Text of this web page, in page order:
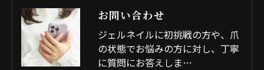
お問い合わせ
ジェルネイルに初挑戦の方や、爪
の状態でお悩みの方に対し、丁寧
に質問にお答えしま…